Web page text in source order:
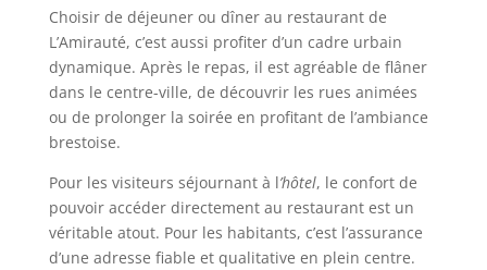
Choisir de déjeuner ou dîner au restaurant de
L’Amirauté, c’est aussi profiter d’un cadre urbain
dynamique. Après le repas, il est agréable de flâner
dans le centre-ville, de découvrir les rues animées
ou de prolonger la soirée en profitant de l’ambiance
brestoise.
Pour les visiteurs séjournant à l’hôtel, le confort de
pouvoir accéder directement au restaurant est un
véritable atout. Pour les habitants, c’est l’assurance
d’une adresse fiable et qualitative en plein centre.